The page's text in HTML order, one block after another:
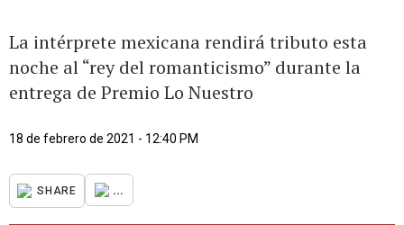
La intérprete mexicana rendirá tributo esta
noche al “rey del romanticismo” durante la
entrega de Premio Lo Nuestro
18 de febrero de 2021 - 12:40 PM
SHARE ...